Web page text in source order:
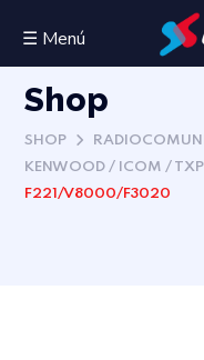
☰ Menú
Shop
SHOP
KENWOOD / ICOM /
F221/V8000/F3020